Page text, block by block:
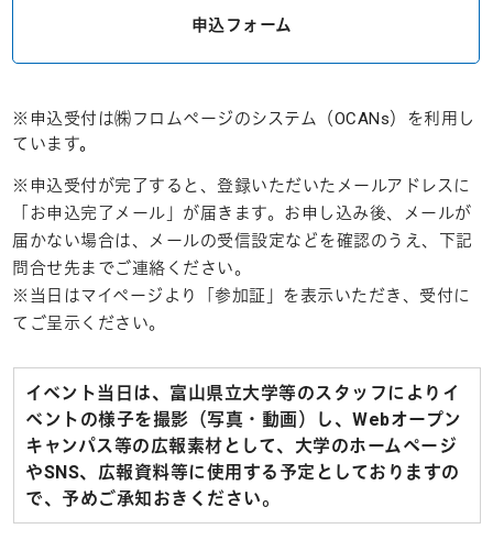
申込フォーム
※申込受付は㈱フロムページのシステム（OCANs）を利用し
ています。
※申込受付が完了すると、登録いただいたメールアドレスに
「お申込完了メール」が届きます。お申し込み後、メールが
届かない場合は、メールの受信設定などを確認のうえ、下記
問合せ先までご連絡ください。
※当日はマイページより「参加証」を表示いただき、受付に
てご呈示ください。
イベント当日は、富山県立大学等のスタッフによりイ
ベントの様子を撮影（写真・動画）し、Webオープン
キャンパス等の広報素材として、大学のホームページ
やSNS、広報資料等に使用する予定としておりますの
で、予めご承知おきください。